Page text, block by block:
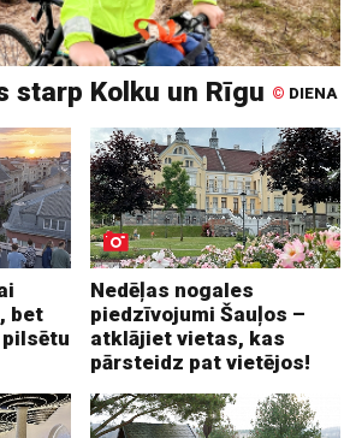
starp Kolku un Rīgu © DIENA
bet
Nedēļas nogales
piedzīvojumi Šauļos –
atklājiet vietas, kas
pārsteidz pat vietējos!